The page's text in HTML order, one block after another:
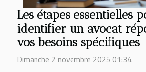
Les étapes essentielles
identifier un avocat
vos besoins spécifiques
Dimanche 2 novembre 2025 01:34